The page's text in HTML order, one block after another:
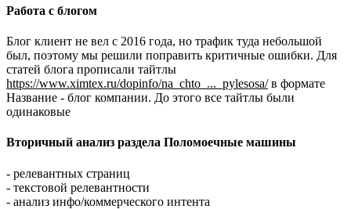
Работа с блогом
Блог клиент не вел с 2016 года, но трафик туда небольшой
был, поэтому мы решили поправить критичные ошибки. Для
статей блога прописали тайтлы
https://www.ximtex.ru/dopinfo/na_chto_..._pylesosa/в формате
Название - блог компании. До этого все тайтлы были
одинаковые
Вторичный анализ раздела Поломоечные машины
- релевантных страниц
- текстовой релевантности
- анализ инфо/коммерческого интента